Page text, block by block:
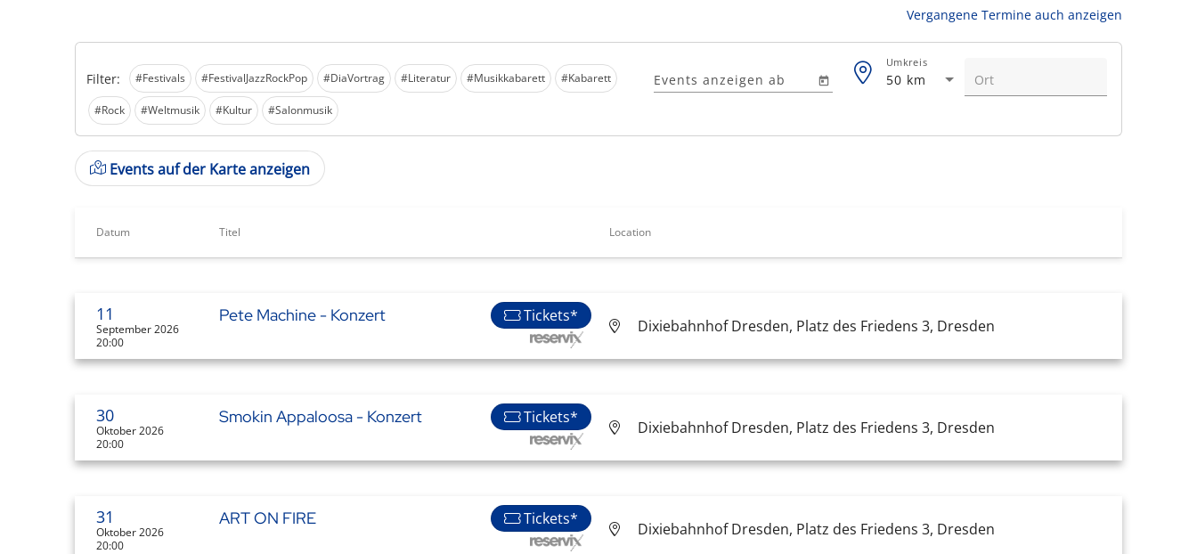
Vergangene Termine auch anzeigen
Filter: #Festivals #FestivalJazzRockPop #DiaVortrag #Literatur #Musikkabarett #Kabarett
#Rock #Weltmusik #Kultur #Salonmusik
Events anzeigen ab 50 km
Umkreis
Events auf der Karte anzeigen
Datum Titel Location
11
September 2026
20:00
Pete Machine - Konzert Tickets*
Dixiebahnhof Dresden, Platz des Friedens 3, Dresden
30
Oktober 2026
20:00
Smokin Appaloosa - Konzert Tickets*
Dixiebahnhof Dresden, Platz des Friedens 3, Dresden
31
Oktober 2026
20:00
ART ON FIRE Tickets*
Dixiebahnhof Dresden, Platz des Friedens 3, Dresden